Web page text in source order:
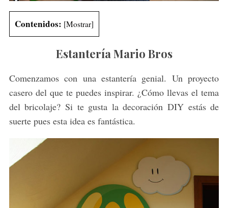
Contenidos: [Mostrar]
Estantería Mario Bros
Comenzamos con una estantería genial. Un proyecto
casero del que te puedes inspirar. ¿Cómo llevas el tema
del bricolaje? Si te gusta la decoración DIY estás de
suerte pues esta idea es fantástica.